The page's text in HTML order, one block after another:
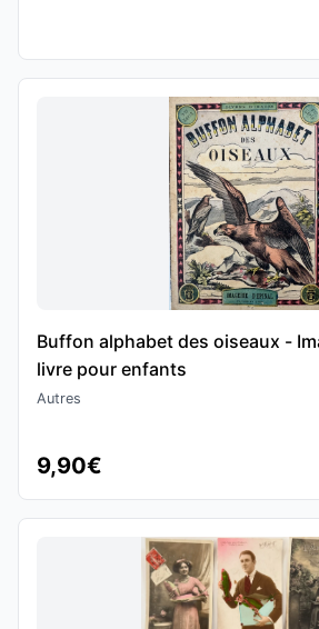
Buffon alphabet des oiseaux -
livre pour enfants
Autres
9,90€